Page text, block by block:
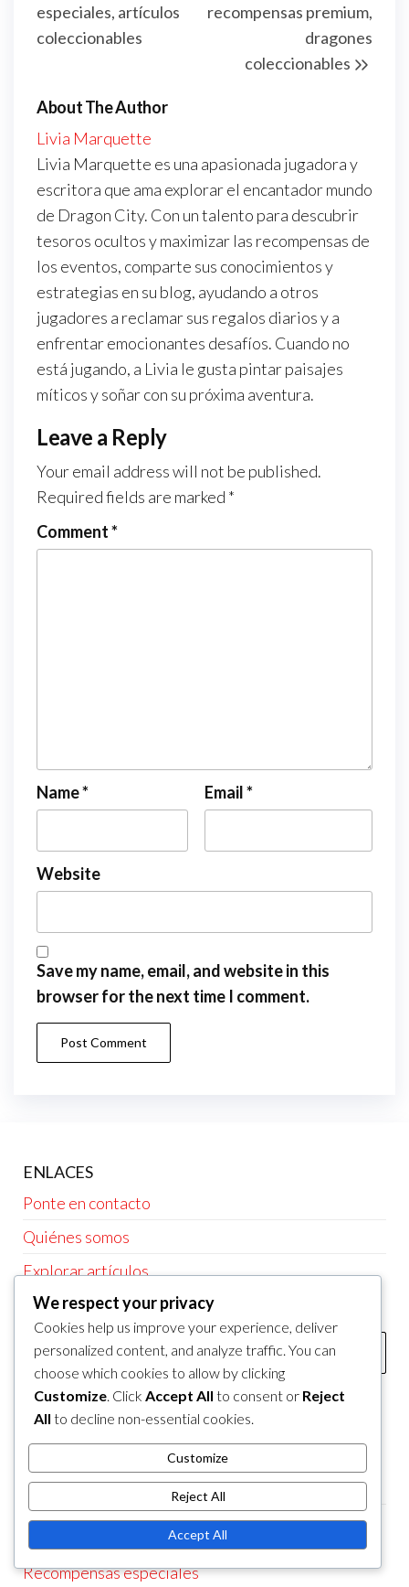
especiales, artículos
coleccionables
recompensas premium,
dragones
coleccionables
About The Author
Livia Marquette
Livia Marquette es una apasionada jugadora y
escritora que ama explorar el encantador mundo
de Dragon City. Con un talento para descubrir
tesoros ocultos y maximizar las recompensas de
los eventos, comparte sus conocimientos y
estrategias en su blog, ayudando a otros
jugadores a reclamar sus regalos diarios y a
enfrentar emocionantes desafíos. Cuando no
está jugando, a Livia le gusta pintar paisajes
míticos y soñar con su próxima aventura.
Leave a Reply
Your email address will not be published.
Required fields are marked *
Comment*
Name* Email*
Website
Save my name, email, and website in this
browser for the next time I comment.
ENLACES
Ponte en contacto
Quiénes somos
Explorar artículos
BUSCAR
Search
for:
PUBLICACIONES RECIENTES
City: Dragones exclusivos, moneda del evento,
artículos especiales
Recompensas del Evento del Laberinto de Dragon
City: Artículos raros, Moneda del evento,
Recompensas especiales
We respect your privacy
Cookies help us improve your experience, deliver
personalized content, and analyze traffic. You can
choose which cookies to allow by clicking
Customize. Click Accept All to consent or Reject
All to decline non-essential cookies.
Customize
Reject All
Accept All